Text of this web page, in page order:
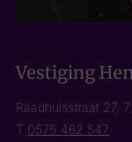
Vestiging
Raadhuisstraat 27,
T 0575 462 547